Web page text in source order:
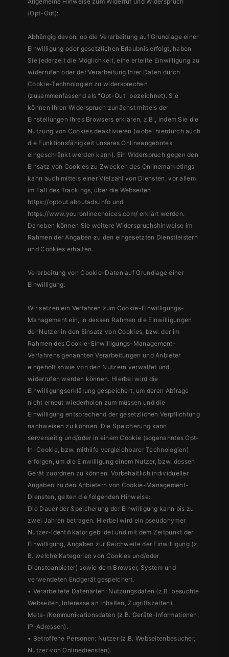
(Opt-Out):
Abhängig davon, ob die Verarbeitung auf Grundlage einer
Einwilligung oder gesetzlichen Erlaubnis erfolgt, haben
Sie jederzeit die Möglichkeit, eine erteilte Einwilligung zu
widerrufen oder der Verarbeitung Ihrer Daten durch
Cookie-Technologien zu widersprechen
(zusammenfassend als "Opt-Out" bezeichnet). Sie
können Ihren Widerspruch zunächst mittels der
Einstellungen Ihres Browsers erklären, z.B., indem Sie die
Nutzung von Cookies deaktivieren (wobei hierdurch auch
die Funktionsfähigkeit unseres Onlineangebotes
eingeschränkt werden kann). Ein Widerspruch gegen den
Einsatz von Cookies zu Zwecken des Onlinemarketings
kann auch mittels einer Vielzahl von Diensten, vor allem
im Fall des Trackings, über die Webseiten
https://optout.aboutads.info und
https://www.youronlinechoices.com/ erklärt werden.
Daneben können Sie weitere Widerspruchshinweise im
Rahmen der Angaben zu den eingesetzten Dienstleistern
und Cookies erhalten.
Verarbeitung von Cookie-Daten auf Grundlage einer
Einwilligung:
Wir setzen ein Verfahren zum Cookie-Einwilligungs-
Management ein, in dessen Rahmen die Einwilligungen
der Nutzer in den Einsatz von Cookies, bzw. der im
Rahmen des Cookie-Einwilligungs-Management-
Verfahrens genannten Verarbeitungen und Anbieter
eingeholt sowie von den Nutzern verwaltet und
widerrufen werden können. Hierbei wird die
Einwilligungserklärung gespeichert, um deren Abfrage
nicht erneut wiederholen zum müssen und die
Einwilligung entsprechend der gesetzlichen Verpflichtung
nachweisen zu können. Die Speicherung kann
serverseitig und/oder in einem Cookie (sogenanntes Opt-
In-Cookie, bzw. mithilfe vergleichbarer Technologien)
erfolgen, um die Einwilligung einem Nutzer, bzw. dessen
Gerät zuordnen zu können. Vorbehaltlich individueller
Angaben zu den Anbietern von Cookie-Management-
Diensten, gelten die folgenden Hinweise:
Die Dauer der Speicherung der Einwilligung kann bis zu
zwei Jahren betragen. Hierbei wird ein pseudonymer
Nutzer-Identifikator gebildet und mit dem Zeitpunkt der
Einwilligung, Angaben zur Reichweite der Einwilligung (z.
B. welche Kategorien von Cookies und/oder
Diensteanbieter) sowie dem Browser, System und
verwendeten Endgerät gespeichert.
• Verarbeitete Datenarten: Nutzungsdaten (z.B. besuchte
Webseiten, Interesse an Inhalten, Zugriffszeiten),
Meta-/Kommunikationsdaten (z.B. Geräte-Informationen,
IP-Adressen).
• Betroffene Personen: Nutzer (z.B. Webseitenbesucher,
Nutzer von Onlinediensten).